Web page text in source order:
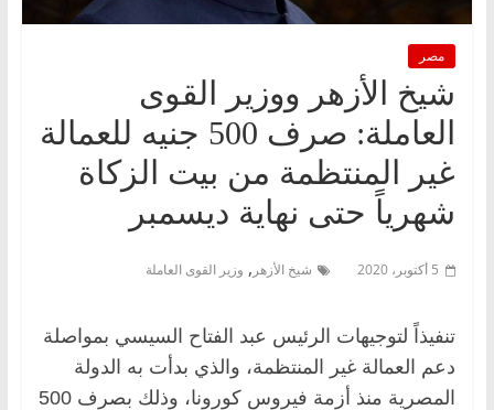
مصر
شيخ الأزهر ووزير القوى
العاملة: صرف 500 جنيه للعمالة
غير المنتظمة من بيت الزكاة
شهرياً حتى نهاية ديسمبر
5 أكتوبر، 2020 شيخ الأزهر , وزير القوى العاملة
تنفيذاً لتوجيهات الرئيس عبد الفتاح السيسي بمواصلة
دعم العمالة غير المنتظمة، والذي بدأت به الدولة
المصرية منذ أزمة فيروس كورونا، وذلك بصرف 500